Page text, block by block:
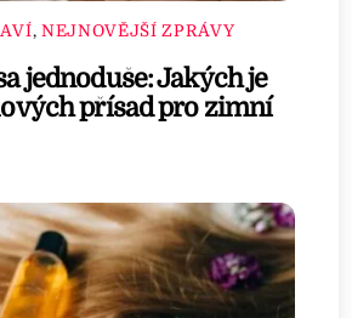
, NEJNOVĚJŠÍ ZPRÁVY
jednoduše: Jakých je
přísad pro zimní